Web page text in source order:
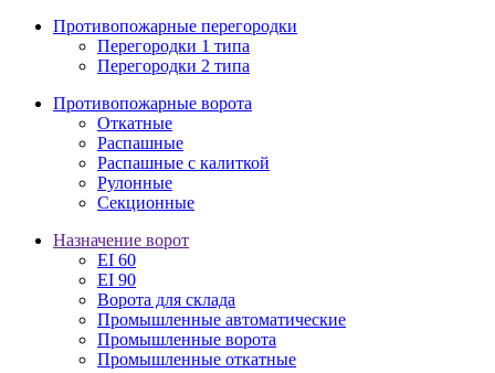
Противопожарные перегородки
Перегородки 1 типа
Перегородки 2 типа
Противопожарные ворота
Откатные
Распашные
Распашные с калиткой
Рулонные
Секционные
Назначение ворот
EI 60
EI 90
Ворота для склада
Промышленные автоматические
Промышленные ворота
Промышленные откатные